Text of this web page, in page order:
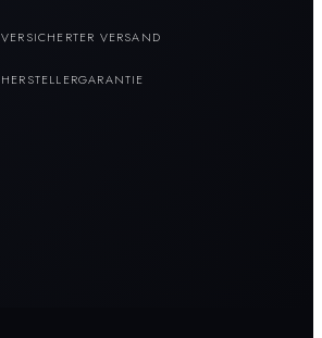
VERSICHERTER VERSAND
HERSTELLERGARANTIE